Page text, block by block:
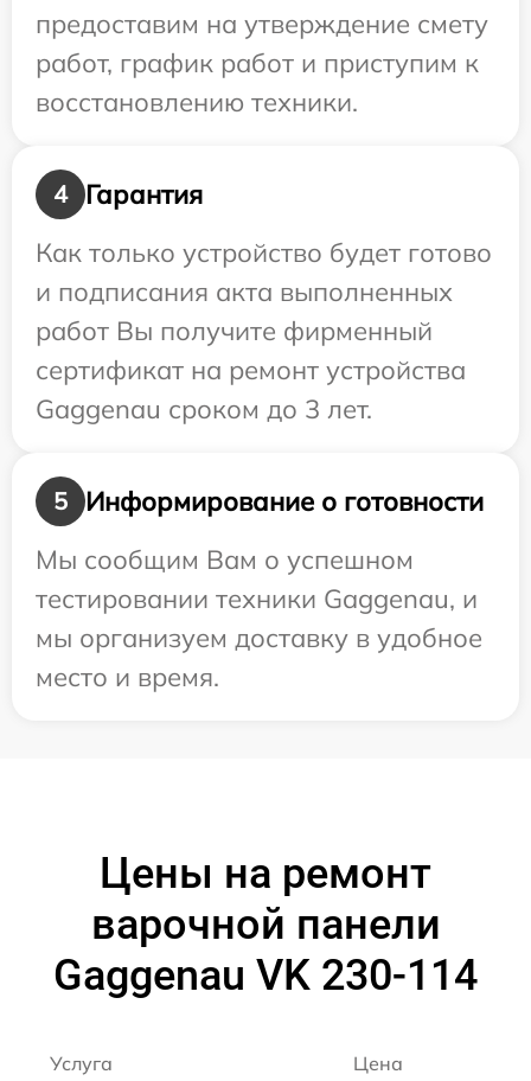
предоставим на утверждение смету
работ, график работ и приступим к
восстановлению техники.
4
Гарантия
Как только устройство будет готово
и подписания акта выполненных
работ Вы получите фирменный
сертификат на ремонт устройства
Gaggenau сроком до 3 лет.
5
Информирование о готовности
Мы сообщим Вам о успешном
тестировании техники Gaggenau, и
мы организуем доставку в удобное
место и время.
Цены на ремонт
варочной панели
Gaggenau VK 230-114
Услуга Цена